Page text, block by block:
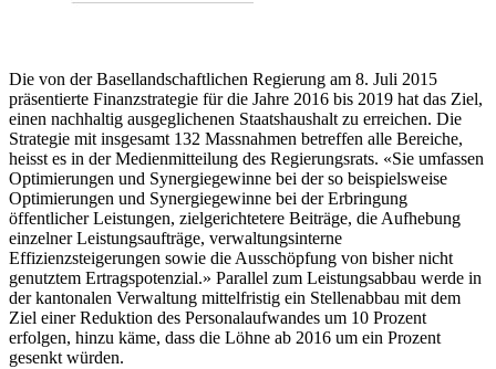
Die von der Basellandschaftlichen Regierung am 8. Juli 2015
präsentierte Finanzstrategie für die Jahre 2016 bis 2019 hat das Ziel,
einen nachhaltig ausgeglichenen Staatshaushalt zu erreichen. Die
Strategie mit insgesamt 132 Massnahmen betreffen alle Bereiche,
heisst es in der Medienmitteilung des Regierungsrats. «Sie umfassen
Optimierungen und Synergiegewinne bei der so beispielsweise
Optimierungen und Synergiegewinne bei der Erbringung
öffentlicher Leistungen, zielgerichtetere Beiträge, die Aufhebung
einzelner Leistungsaufträge, verwaltungsinterne
Effizienzsteigerungen sowie die Ausschöpfung von bisher nicht
genutztem Ertragspotenzial.» Parallel zum Leistungsabbau werde in
der kantonalen Verwaltung mittelfristig ein Stellenabbau mit dem
Ziel einer Reduktion des Personalaufwandes um 10 Prozent
erfolgen, hinzu käme, dass die Löhne ab 2016 um ein Prozent
gesenkt würden.